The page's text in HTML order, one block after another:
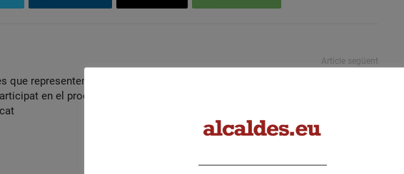
que representen el
en el procés
Article següent